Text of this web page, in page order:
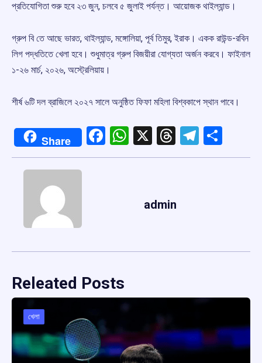
প্রতিযোগিতা শুরু হবে ২৩ জুন, চলবে ৫ জুলাই পর্যন্ত। আয়োজক থাইল্যান্ড।
গ্রুপ বি তে আছে ভারত, থাইল্যান্ড, মঙ্গোলিয়া, পূর্ব তিমুর, ইরাক। একক রাউন্ড-রবিন
লিগ পদ্ধতিতে খেলা হবে। শুধুমাত্র গ্রুপ বিজয়ীরা যোগ্যতা অর্জন করবে। ফাইনাল
১-২৬ মার্চ, ২০২৬, অস্ট্রেলিয়ায়।
শীর্ষ ৬টি দল ব্রাজিলে ২০২৭ সালে অনুষ্ঠিত ফিফা মহিলা বিশ্বকাপে স্থান পাবে।
Share Facebook
WhatsApp
X Threads
admin
Releated Posts
খেলা